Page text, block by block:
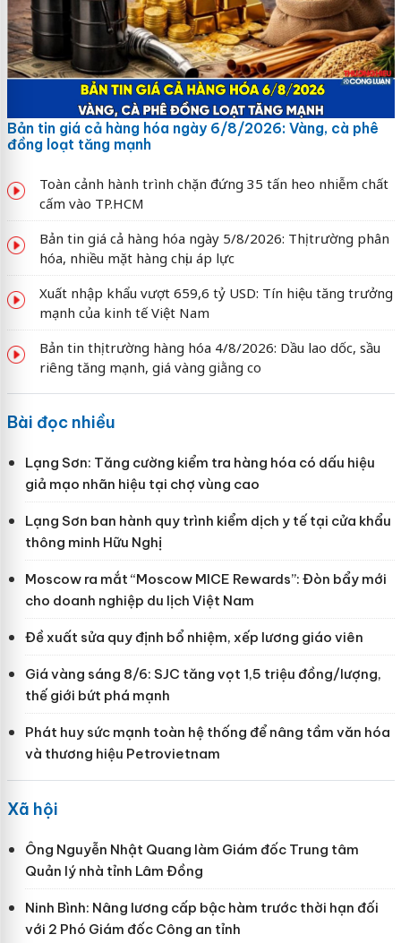
Bản tin giá cả hàng hóa ngày 6/8/2026: Vàng, cà phê
đồng loạt tăng mạnh
Toàn cảnh hành trình chặn đứng 35 tấn heo nhiễm chất
cấm vào TP.HCM
Bản tin giá cả hàng hóa ngày 5/8/2026: Thị trường phân
hóa, nhiều mặt hàng chịu áp lực
Xuất nhập khẩu vượt 659,6 tỷ USD: Tín hiệu tăng trưởng
mạnh của kinh tế Việt Nam
Bản tin thị trường hàng hóa 4/8/2026: Dầu lao dốc, sầu
riêng tăng mạnh, giá vàng giằng co
Bài đọc nhiều
Lạng Sơn: Tăng cường kiểm tra hàng hóa có dấu hiệu
giả mạo nhãn hiệu tại chợ vùng cao
Lạng Sơn ban hành quy trình kiểm dịch y tế tại cửa khẩu
thông minh Hữu Nghị
Moscow ra mắt “Moscow MICE Rewards”: Đòn bẩy mới
cho doanh nghiệp du lịch Việt Nam
Đề xuất sửa quy định bổ nhiệm, xếp lương giáo viên
Giá vàng sáng 8/6: SJC tăng vọt 1,5 triệu đồng/lượng,
thế giới bứt phá mạnh
Phát huy sức mạnh toàn hệ thống để nâng tầm văn hóa
và thương hiệu Petrovietnam
Xã hội
Ông Nguyễn Nhật Quang làm Giám đốc Trung tâm
Quản lý nhà tỉnh Lâm Đồng
Ninh Bình: Nâng lương cấp bậc hàm trước thời hạn đối
với 2 Phó Giám đốc Công an tỉnh